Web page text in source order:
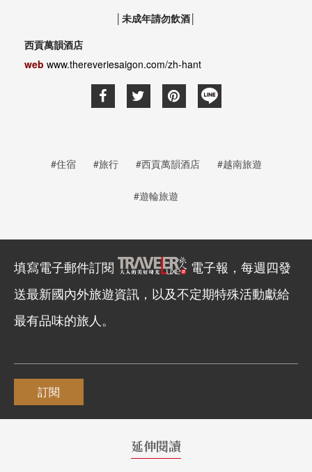
│未成年請勿飲酒│
西貢萬韻酒店
web www.thereveriesaigon.com/zh-hant
#住宿 #旅行 #西貢萬韻酒店 #越南旅遊
#遊輪旅遊
填寫電子郵件訂閱
電子報，每週四發
送最新國內外旅遊資訊，以及不定期特殊活動獻給
最有品味的旅人。
訂閱
延伸閱讀